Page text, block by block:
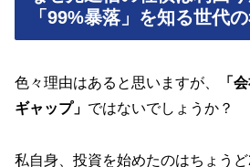
「99%暴落」を知る世代
色々理由はあると思いますが、
「
ギャップ」 ではないでしょうか？
私自身、投資を始めたのはちょうど